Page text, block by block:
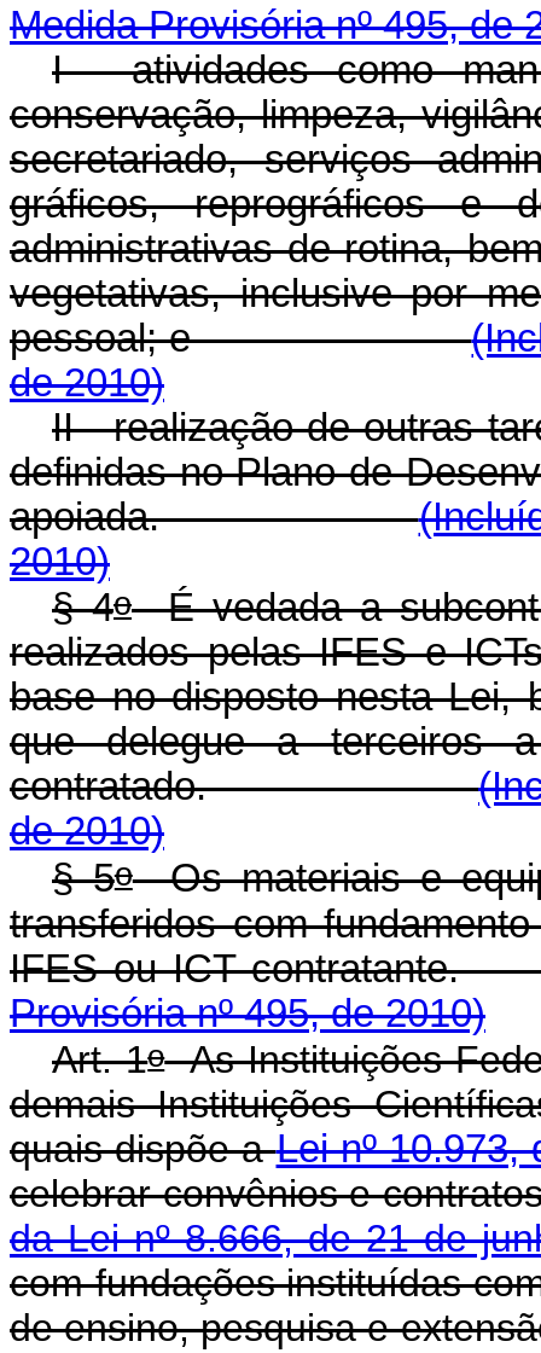
Medida Provisória nº 495, de
I - atividades como
conservação, limpeza,
secretariado, serviços
gráficos, reprográficos e
administrativas de rotina,
vegetativas, inclusive por
pessoal; e
de 2010)
II - realização de outras
definidas no Plano de
apoiada.
2010)
§ 4oÉ vedada a
realizados pelas IFES e
base no disposto nesta Lei,
que delegue a terceiros
contratado.
de 2010)
§ 5oOs materiais e
transferidos com
IFES ou ICT
Provisória nº 495, de 2010)
Art. 1oAs Instituições
demais Instituições
quais dispõe aLei nº 10.973,
celebrar convênios e
da Lei nº 8.666, de 21 de
com fundações instituídas
de ensino, pesquisa e